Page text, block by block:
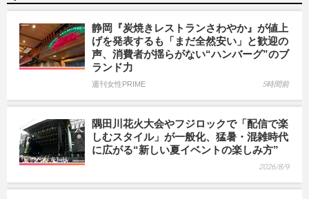
静岡『炭焼きレストランさわやか』が値上
げを発表するも「まだ全然安い」と歓迎の
声、消費者が揺らがない“ハンバーグ”のブ
ランド力
週刊女性PRIME 5時間前
隅田川花火大会やフジロックで「配信で楽
しむスタイル」が一般化、猛暑・混雑時代
に広がる“新しい夏イベントの楽しみ方”
2026/8/9